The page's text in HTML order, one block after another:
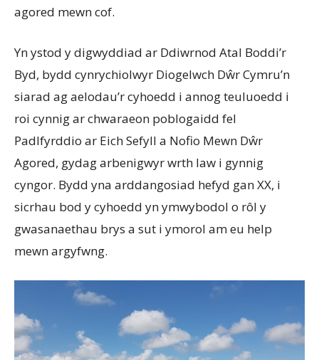
agored mewn cof.
Yn ystod y digwyddiad ar Ddiwrnod Atal Boddi’r
Byd, bydd cynrychiolwyr Diogelwch Dŵr Cymru’n
siarad ag aelodau’r cyhoedd i annog teuluoedd i
roi cynnig ar chwaraeon poblogaidd fel
Padlfyrddio ar Eich Sefyll a Nofio Mewn Dŵr
Agored, gydag arbenigwyr wrth law i gynnig
cyngor. Bydd yna arddangosiad hefyd gan XX, i
sicrhau bod y cyhoedd yn ymwybodol o rôl y
gwasanaethau brys a sut i ymorol am eu help
mewn argyfwng.